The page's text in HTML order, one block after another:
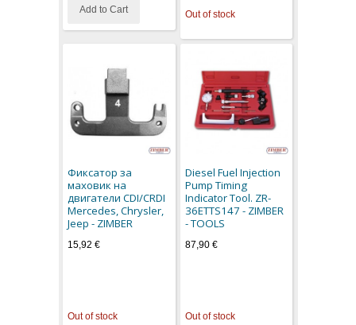
Add to Cart Out of stock
Фиксатор за
маховик на
двигатели CDI/CRDI
Mercedes, Chrysler,
Jeep - ZIMBER
15,92 €
Out of stock
Diesel Fuel Injection
Pump Timing
Indicator Tool. ZR-
36ETTS147 - ZIMBER
- TOOLS
87,90 €
Out of stock